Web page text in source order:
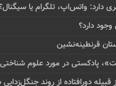
دارد: واتس‌اپ، تلگرام یا
دارد؟
قرنطینه‌نشین
پادکستی در مورد علوم
دورافتاده‌ از روند